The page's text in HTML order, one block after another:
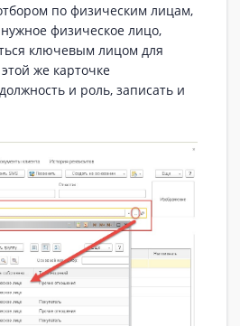
по физическим лицам,
физическое лицо,
ключевым лицом для
же карточке
и роль, записать и